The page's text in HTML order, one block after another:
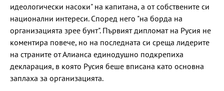
идеологически насоки" на капитана, а от собствените си
национални интереси. Според него "на борда на
организацията зрее бунт". Първият дипломат на Русия не
коментира повече, но на последната си среща лидерите
на страните от Алианса единодушно подкрепиха
декларация, в която Русия беше вписана като основна
заплаха за организацията.